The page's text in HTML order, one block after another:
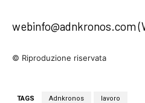
webinfo@adnkronos.com
© Riproduzione riservata
TAGS Adnkronos lavoro